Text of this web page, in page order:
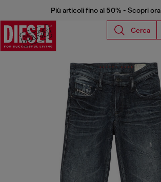
Più articoli fino al 50% - Scopri ora
Cerca